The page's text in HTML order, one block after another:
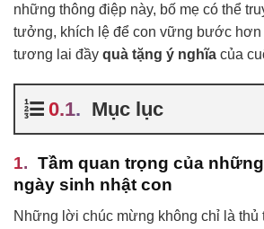
những thông điệp này, bố mẹ có thể
tưởng, khích lệ để con vững bước
tương lai đầy quà tặng ý nghĩa của
Mục lục
Tầm quan trọng của
ngày sinh nhật con
Những lời chúc mừng không chỉ là thủ